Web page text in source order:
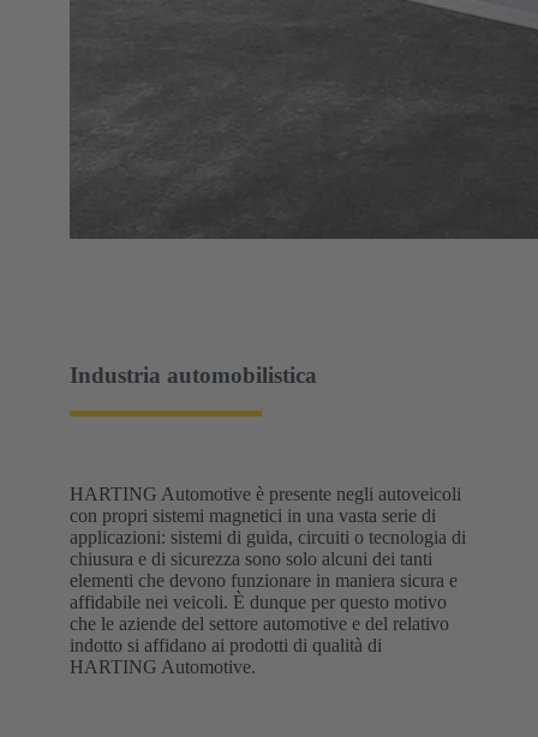
Industria automobilistica
HARTING Automotive è presente negli autoveicoli
con propri sistemi magnetici in una vasta serie di
applicazioni: sistemi di guida, circuiti o tecnologia di
chiusura e di sicurezza sono solo alcuni dei tanti
elementi che devono funzionare in maniera sicura e
affidabile nei veicoli. È dunque per questo motivo
che le aziende del settore automotive e del relativo
indotto si affidano ai prodotti di qualità di
HARTING Automotive.